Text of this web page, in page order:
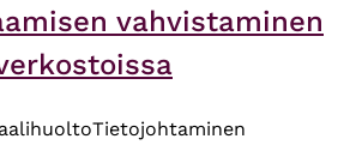
vahvistaminen
Tietojohtaminen